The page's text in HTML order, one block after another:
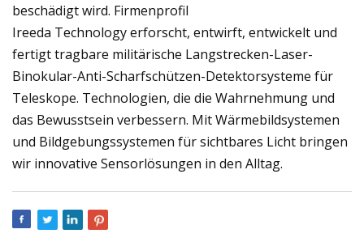
beschädigt wird. Firmenprofil
Ireeda Technology erforscht, entwirft, entwickelt und
fertigt tragbare militärische Langstrecken-Laser-
Binokular-Anti-Scharfschützen-Detektorsysteme für
Teleskope. Technologien, die die Wahrnehmung und
das Bewusstsein verbessern. Mit Wärmebildsystemen
und Bildgebungssystemen für sichtbares Licht bringen
wir innovative Sensorlösungen in den Alltag.